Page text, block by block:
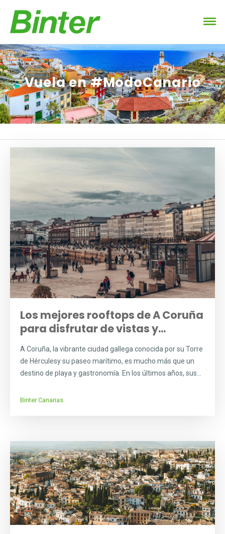
Vuela en #ModoCanario
Los mejores rooftops de A Coruña
para disfrutar de vistas y...
A Coruña, la vibrante ciudad gallega conocida por su Torre
de Hérculesy su paseo marítimo, es mucho más que un
destino de playa y gastronomía. En los últimos años, sus...
Binter Canarias